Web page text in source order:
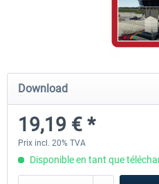
Download
19,19 € *
Prix incl. 20% TVA
Disponible en tant que